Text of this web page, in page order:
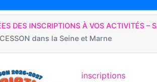
DES INSCRIPTIONS À VOS ACTIVITÉS –
CESSON dans la Seine et Marne
inscriptions